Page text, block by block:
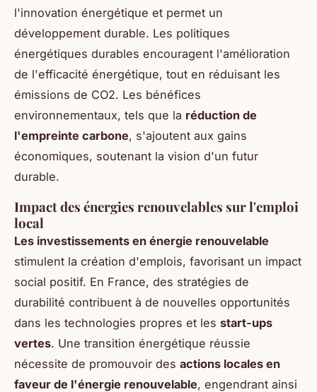
l'innovation énergétique et permet un
développement durable. Les politiques
énergétiques durables encouragent l'amélioration
de l'efficacité énergétique, tout en réduisant les
émissions de CO2. Les bénéfices
environnementaux, tels que la réduction de
l'empreinte carbone, s'ajoutent aux gains
économiques, soutenant la vision d'un futur
durable.
Impact des énergies renouvelables sur l'emploi
local
Les investissements en énergie renouvelable
stimulent la création d'emplois, favorisant un impact
social positif. En France, des stratégies de
durabilité contribuent à de nouvelles opportunités
dans les technologies propres et les start-ups
vertes. Une transition énergétique réussie
nécessite de promouvoir des actions locales en
faveur de l'énergie renouvelable, engendrant ainsi